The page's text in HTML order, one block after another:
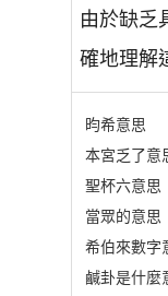
由於缺乏
確地理解
昀希意思
本宮乏了意
聖杯六意思
當眾的意思
希伯來數字
鹹卦是什麼